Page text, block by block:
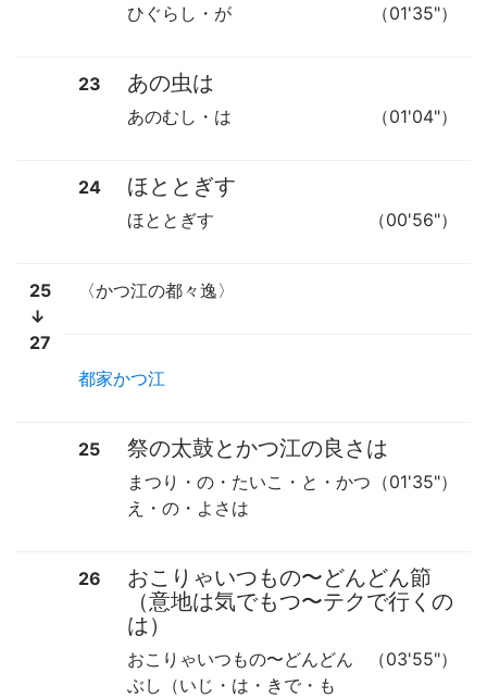
（01'35"）
ひぐらし・が
23 あの虫は
（01'04"）
あのむし・は
24 ほととぎす
（00'56"）
ほととぎす
25
↓
27
〈かつ江の都々逸〉
都家かつ江
25 祭の太鼓とかつ江の良さは
（01'35"）
まつり・の・たいこ・と・かつ
え・の・よさは
26 おこりゃいつもの〜どんどん節
（意地は気でもつ〜テクで行くの
は）
（03'55"）
おこりゃいつもの〜どんどん
ぶし（いじ・は・きで・も